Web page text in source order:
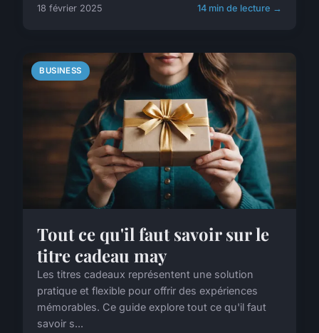
18 février 2025 14 min de lecture →
BUSINESS
Tout ce qu'il faut savoir sur le
titre cadeau may
Les titres cadeaux représentent une solution
pratique et flexible pour offrir des expériences
mémorables. Ce guide explore tout ce qu'il faut
savoir s...